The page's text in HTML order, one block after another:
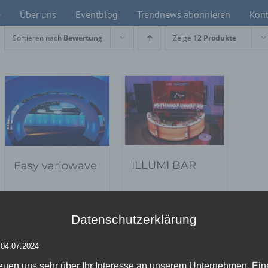
Über uns Eventblog Trendnews abonnieren
Sortieren nach Bewertung Zeige 12 Produkte
Easy variowave
Details
zur
ILLUMI BAR
Details
Datenschutzerklärung
uns sehr über Ihr Interesse an unserem Unternehmen.